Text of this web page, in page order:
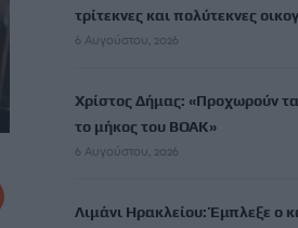
τρίτεκνες και πολύτεκνες
6 Αυγούστου, 2026
Χρίστος Δήμας: «Προχωρούν
το μήκος του ΒΟΑΚ»
6 Αυγούστου, 2026
Λιμάνι Ηρακλείου: Έμπλεξε ο